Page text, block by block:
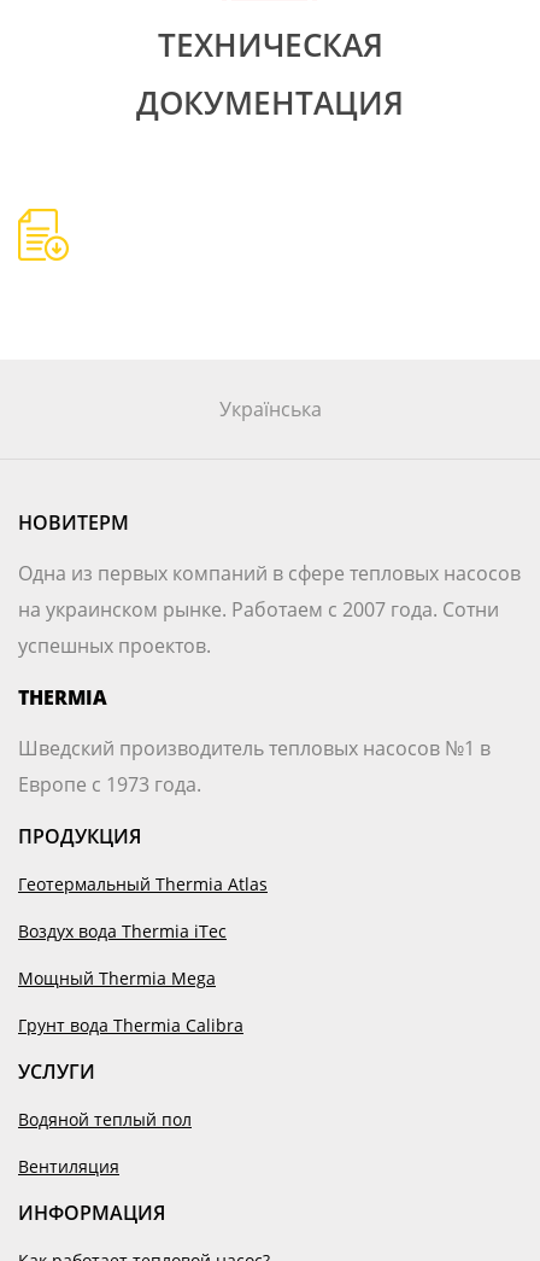
ТЕХНИЧЕСКАЯ
ДОКУМЕНТАЦИЯ
Українська
НОВИТЕРМ
Одна из первых компаний в сфере тепловых насосов
на украинском рынке. Работаем с 2007 года. Сотни
успешных проектов.
THERMIA
Шведский производитель тепловых насосов №1 в
Европе с 1973 года.
ПРОДУКЦИЯ
Геотермальный Thermia Atlas
Воздух вода Thermia iTec
Мощный Thermia Mega
Грунт вода Thermia Calibra
УСЛУГИ
Водяной теплый пол
Вентиляция
ИНФОРМАЦИЯ